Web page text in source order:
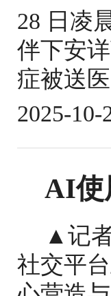
28 日凌
伴下安
症被送
2025-10-
AI使
▲记
社交平